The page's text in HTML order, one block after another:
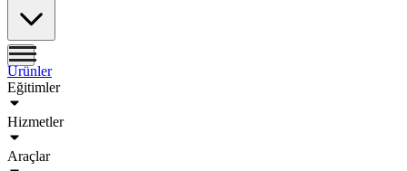
Ürünler
Eğitimler
Hizmetler
Araçlar